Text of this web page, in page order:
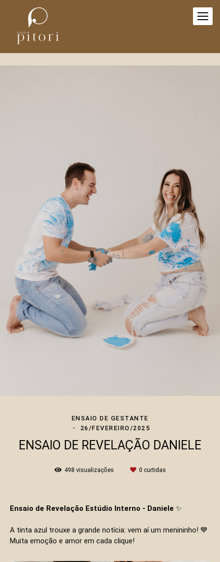
ENSAIO DE GESTANTE
26/FEVEREIRO/2025
ENSAIO DE REVELAÇÃO DANIELE
498 visualizações 0 curtidas
Ensaio de Revelação Estúdio Interno - Daniele ✨
A tinta azul trouxe a grande notícia: vem aí um menininho! 💙
Muita emoção e amor em cada clique!